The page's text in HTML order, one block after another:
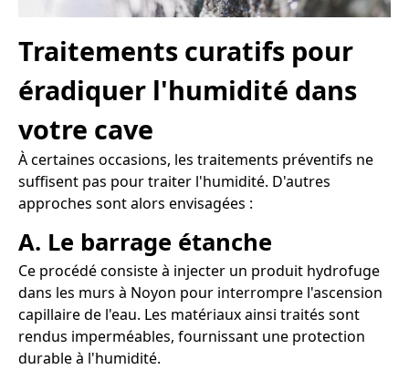
Traitements curatifs pour
éradiquer l'humidité dans
votre cave
À certaines occasions, les traitements préventifs ne
suffisent pas pour traiter l'humidité. D'autres
approches sont alors envisagées :
A. Le barrage étanche
Ce procédé consiste à injecter un produit hydrofuge
dans les murs à Noyon pour interrompre l'ascension
capillaire de l'eau. Les matériaux ainsi traités sont
rendus imperméables, fournissant une protection
durable à l'humidité.